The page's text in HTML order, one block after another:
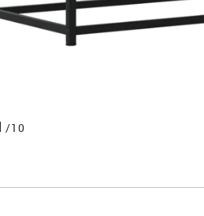
/10